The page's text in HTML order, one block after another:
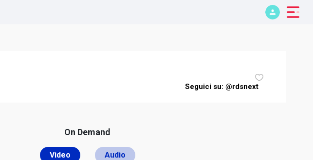
Seguici su: @rdsnext
On Demand
Video Audio